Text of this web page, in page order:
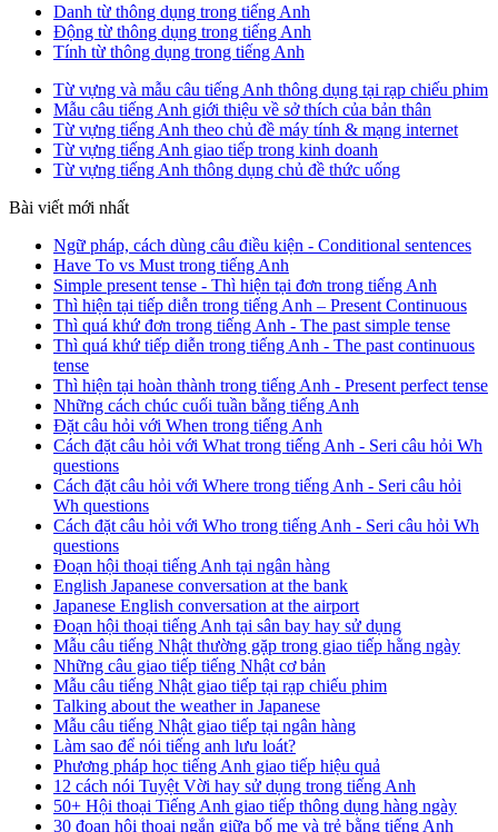
Danh từ thông dụng trong tiếng Anh
Động từ thông dụng trong tiếng Anh
Tính từ thông dụng trong tiếng Anh
Từ vựng và mẫu câu tiếng Anh thông dụng tại rạp chiếu phim
Mẫu câu tiếng Anh giới thiệu về sở thích của bản thân
Từ vựng tiếng Anh theo chủ đề máy tính & mạng internet
Từ vựng tiếng Anh giao tiếp trong kinh doanh
Từ vựng tiếng Anh thông dụng chủ đề thức uống
Bài viết mới nhất
Ngữ pháp, cách dùng câu điều kiện - Conditional sentences
Have To vs Must trong tiếng Anh
Simple present tense - Thì hiện tại đơn trong tiếng Anh
Thì hiện tại tiếp diễn trong tiếng Anh – Present Continuous
Thì quá khứ đơn trong tiếng Anh - The past simple tense
Thì quá khứ tiếp diễn trong tiếng Anh - The past continuous
tense
Thì hiện tại hoàn thành trong tiếng Anh - Present perfect tense
Những cách chúc cuối tuần bằng tiếng Anh
Đặt câu hỏi với When trong tiếng Anh
Cách đặt câu hỏi với What trong tiếng Anh - Seri câu hỏi Wh
questions
Cách đặt câu hỏi với Where trong tiếng Anh - Seri câu hỏi
Wh questions
Cách đặt câu hỏi với Who trong tiếng Anh - Seri câu hỏi Wh
questions
Đoạn hội thoại tiếng Anh tại ngân hàng
English Japanese conversation at the bank
Japanese English conversation at the airport
Đoạn hội thoại tiếng Anh tại sân bay hay sử dụng
Mẫu câu tiếng Nhật thường gặp trong giao tiếp hằng ngày
Những câu giao tiếp tiếng Nhật cơ bản
Mẫu câu tiếng Nhật giao tiếp tại rạp chiếu phim
Talking about the weather in Japanese
Mẫu câu tiếng Nhật giao tiếp tại ngân hàng
Làm sao để nói tiếng anh lưu loát?
Phương pháp học tiếng Anh giao tiếp hiệu quả
12 cách nói Tuyệt Vời hay sử dụng trong tiếng Anh
50+ Hội thoại Tiếng Anh giao tiếp thông dụng hàng ngày
30 đoạn hội thoại ngắn giữa bố mẹ và trẻ bằng tiếng Anh